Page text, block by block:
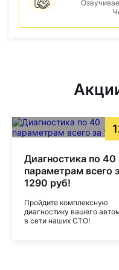
Диагностика по 40
параметрам всего
1290 руб!
Пройдите комплексную
диагностику вашего
в сети наших СТО!